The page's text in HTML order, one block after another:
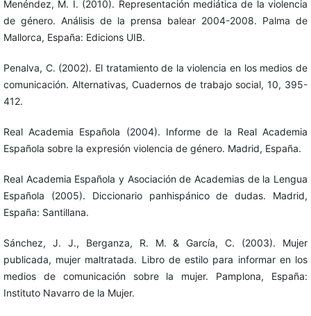
Menéndez, M. I. (2010). Representación mediática de la violencia
de género. Análisis de la prensa balear 2004-2008. Palma de
Mallorca, España: Edicions UIB.
Penalva, C. (2002). El tratamiento de la violencia en los medios de
comunicación. Alternativas, Cuadernos de trabajo social, 10, 395-
412.
Real Academia Española (2004). Informe de la Real Academia
Española sobre la expresión violencia de género. Madrid, España.
Real Academia Española y Asociación de Academias de la Lengua
Española (2005). Diccionario panhispánico de dudas. Madrid,
España: Santillana.
Sánchez, J. J., Berganza, R. M. & García, C. (2003). Mujer
publicada, mujer maltratada. Libro de estilo para informar en los
medios de comunicación sobre la mujer. Pamplona, España:
Instituto Navarro de la Mujer.